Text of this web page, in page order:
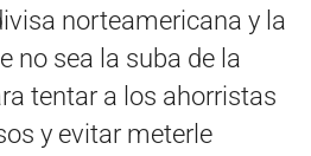
norteamericana y la
no sea la suba de la
tentar a los ahorristas
y evitar meterle